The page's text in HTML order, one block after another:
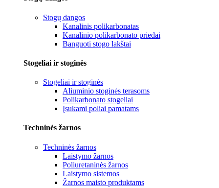
Stogų dangos
Kanalinis polikarbonatas
Kanalinio polikarbonato priedai
Banguoti stogo lakštai
Stogeliai ir stoginės
Stogeliai ir stoginės
Aliuminio stoginės terasoms
Polikarbonato stogeliai
Įsukami poliai pamatams
Techninės žarnos
Techninės žarnos
Laistymo žarnos
Poliuretaninės žarnos
Laistymo sistemos
Žarnos maisto produktams